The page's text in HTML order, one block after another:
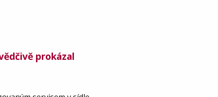
prokázal